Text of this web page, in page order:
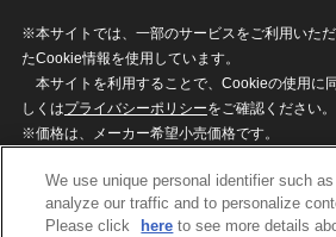
※本サイトでは、一部のサービスをご利用いた
たCookie情報を使用しています。
本サイトを利用することで、Cookieの使用に
しくはプライバシーポリシーをご確認ください。
※価格は、メーカー希望小売価格です。
ざいますのでご了承ください。
We use unique personal identifier such
analyze our traffic and to personalize
Please click
here to see more details